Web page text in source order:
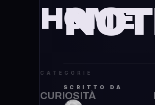
HOME
CATEGORIE
CURIOSITÀ
SCRITTO DA